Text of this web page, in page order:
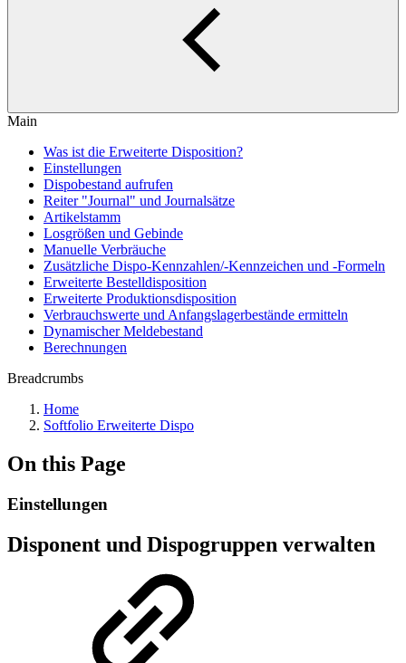
Main
Was ist die Erweiterte Disposition?
Einstellungen
Dispobestand aufrufen
Reiter "Journal" und Journalsätze
Artikelstamm
Losgrößen und Gebinde
Manuelle Verbräuche
Zusätzliche Dispo-Kennzahlen/-Kennzeichen und -Formeln
Erweiterte Bestelldisposition
Erweiterte Produktionsdisposition
Verbrauchswerte und Anfangslagerbestände ermitteln
Dynamischer Meldebestand
Berechnungen
Breadcrumbs
Home
Softfolio Erweiterte Dispo
On this Page
Einstellungen
Disponent und Dispogruppen verwalten